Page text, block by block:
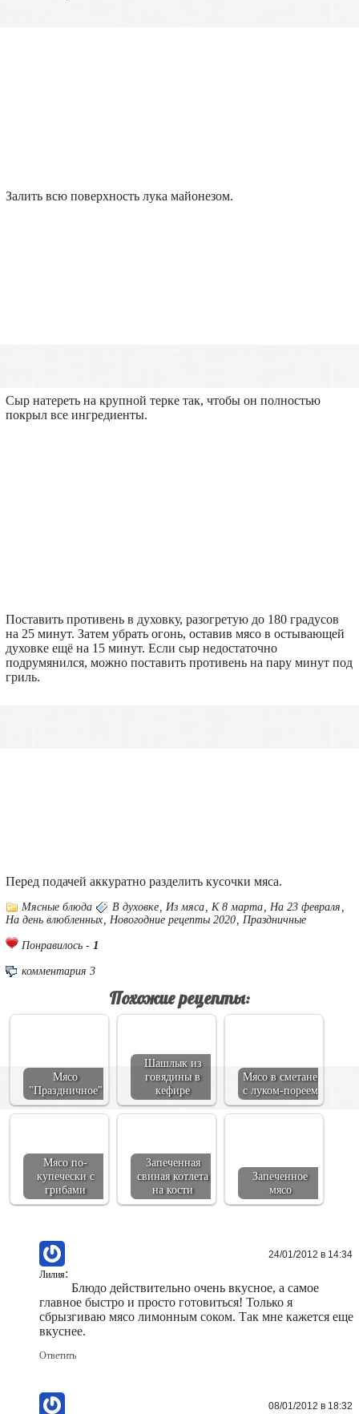
Залить всю поверхность лука майонезом.
Сыр натереть на крупной терке так, чтобы он полностью
покрыл все ингредиенты.
Поставить противень в духовку, разогретую до 180 градусов
на 25 минут. Затем убрать огонь, оставив мясо в остывающей
духовке ещё на 15 минут. Если сыр недостаточно
подрумянился, можно поставить противень на пару минут под
гриль.
Перед подачей аккуратно разделить кусочки мяса.
Мясные блюда В духовке, Из мяса, К 8 марта, На 23 февраля ,
На день влюбленных, Новогодние рецепты 2020, Праздничные
Понравилось -1
комментария 3
Похожие рецепты:
Мясо
"Праздничное"
Шашлык из
говядины в
кефире
Мясо в сметане
с луком-пореем
Мясо по-
купечески с
грибами
Запеченная
свиная котлета
на кости
Запеченное
мясо
Лилия:
24/01/2012 в 14:34
Блюдо действительно очень вкусное, а самое
главное быстро и просто готовиться! Только я
сбрызгиваю мясо лимонным соком. Так мне кажется еще
вкуснее.
Ответить
08/01/2012 в 18:32